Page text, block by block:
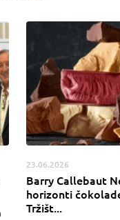
23.06.2026
Barry Callebaut
horizonti
Tržišt...